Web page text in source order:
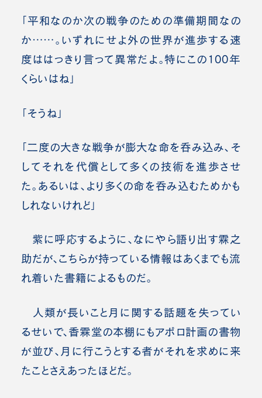
「平和なのか次の戦争のための準備期間なの
か……。いずれにせよ外の世界が進歩する速
度ははっきり言って異常だよ。特にこの100年
くらいはね」
「そうね」
「二度の大きな戦争が膨大な命を呑み込み、そ
してそれを代償として多くの技術を進歩させ
た。あるいは、より多くの命を呑み込むためかも
しれないけれど」
紫に呼応するように、なにやら語り出す霖之
助だが、こちらが持っている情報はあくまでも流
れ着いた書籍によるものだ。
人類が長いこと月に関する話題を失ってい
るせいで、香霖堂の本棚にもアポロ計画の書物
が並び、月に行こうとする者がそれを求めに来
たことさえあったほどだ。